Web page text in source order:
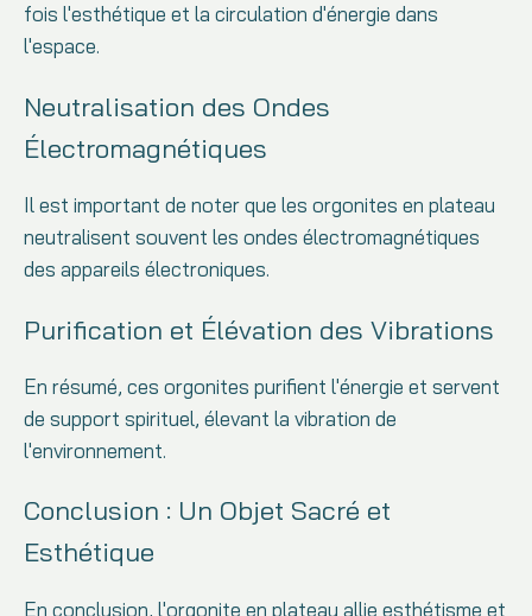
fois l'esthétique et la circulation d'énergie dans
l'espace.
Neutralisation des Ondes
Électromagnétiques
Il est important de noter que les orgonites en plateau
neutralisent souvent les ondes électromagnétiques
des appareils électroniques.
Purification et Élévation des Vibrations
En résumé, ces orgonites purifient l'énergie et servent
de support spirituel, élevant la vibration de
l'environnement.
Conclusion : Un Objet Sacré et
Esthétique
En conclusion, l'orgonite en plateau allie esthétisme et